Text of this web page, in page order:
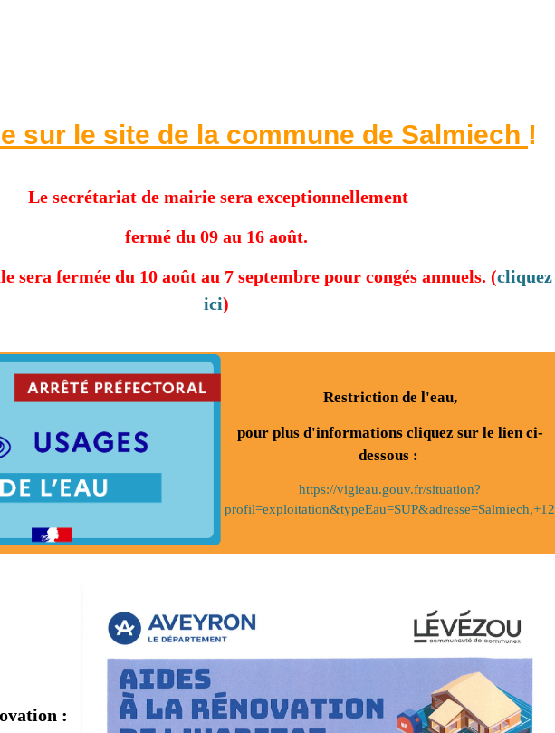
sur le site de la commune de Salmiech !
Le secrétariat de mairie sera exceptionnellement
fermé du 09 au 16 août.
sera fermée du 10 août au 7 septembre pour congés annuels. (cliquez
ici)
Restriction de l'eau,
pour plus d'informations cliquez sur le lien ci-
dessous :
https://vigieau.gouv.fr/situation?
profil=exploitation&typeEau=SUP&adresse=Salmiech,+12
: